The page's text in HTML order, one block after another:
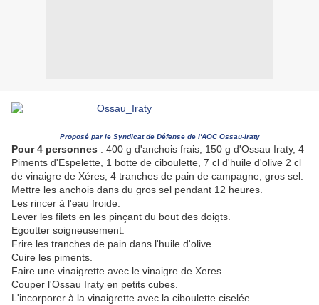
Proposé par le Syndicat de Défense de l'AOC Ossau-Iraty
Pour 4 personnes : 400 g d'anchois frais, 150 g d'Ossau Iraty, 4
Piments d'Espelette, 1 botte de ciboulette, 7 cl d'huile d'olive 2 cl
de vinaigre de Xéres, 4 tranches de pain de campagne, gros sel.
Mettre les anchois dans du gros sel pendant 12 heures.
Les rincer à l'eau froide.
Lever les filets en les pinçant du bout des doigts.
Egoutter soigneusement.
Frire les tranches de pain dans l'huile d'olive.
Cuire les piments.
Faire une vinaigrette avec le vinaigre de Xeres.
Couper l'Ossau Iraty en petits cubes.
L'incorporer à la vinaigrette avec la ciboulette ciselée.